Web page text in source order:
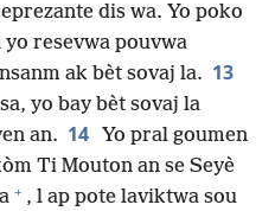
dis wa. Yo poko
resevwa pouvwa
ak bèt sovaj la. 13
yo bay bèt sovaj la
an. 14
Yo pral goumen
Ti Mouton an se Seyè
+ , l ap pote laviktwa sou